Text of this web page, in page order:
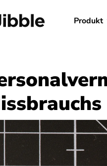
Produkt